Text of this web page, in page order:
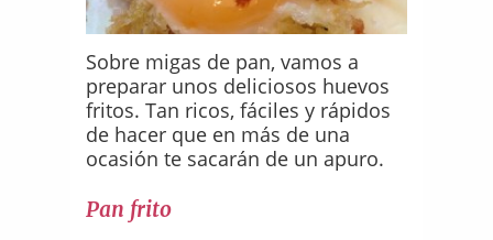
Sobre migas de pan, vamos a
preparar unos deliciosos huevos
fritos. Tan ricos, fáciles y rápidos
de hacer que en más de una
ocasión te sacarán de un apuro.
Pan frito